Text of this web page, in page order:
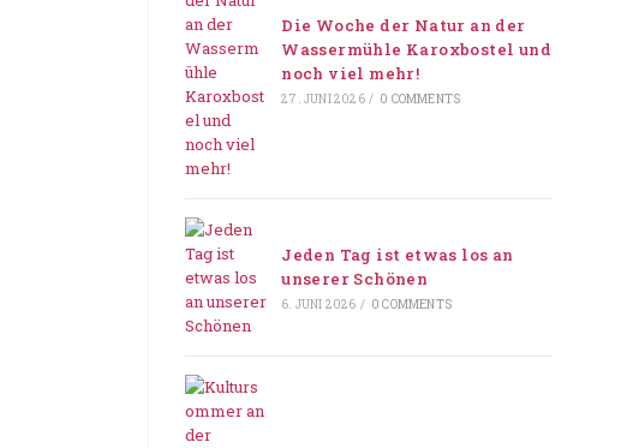
Die Woche der Natur an der
Wassermühle Karoxbostel und
noch viel mehr!
27. JUNI 2026 / 0 COMMENTS
Jeden Tag ist etwas los an
unserer Schönen
6. JUNI 2026 / 0 COMMENTS